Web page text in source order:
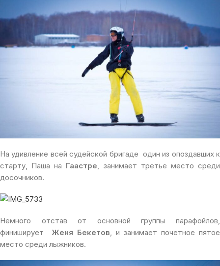
На удивление всей судейской бригаде один из опоздавших к
старту, Паша на Гаастре, занимает третье место среди
досочников.
Немного отстав от основной группы парафойлов,
финиширует Женя Бекетов, и занимает почетное пятое
место среди лыжников.